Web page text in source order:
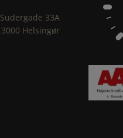
Sudergade 33A
3000 Helsingør